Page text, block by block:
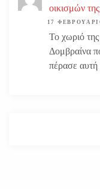
οικισμών
17
Το χωριό
Δομβραίνα
πέρασε